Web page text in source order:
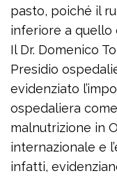
pasto, poiché il
inferiore a quello
Il Dr. Domenico
Presidio
evidenziato
ospedaliera
malnutrizione in
internazionale e
infatti,